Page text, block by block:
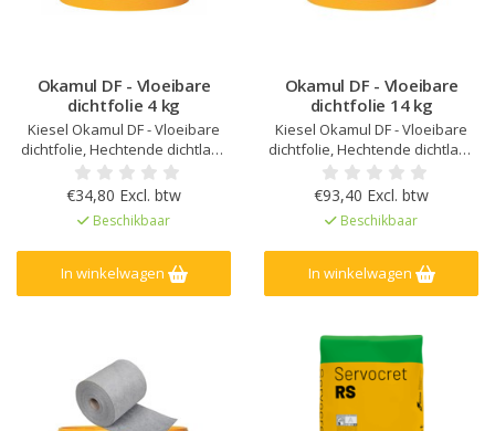
Okamul DF - Vloeibare
dichtfolie 4 kg
Kiesel Okamul DF - Vloeibare
dichtfolie, Hechtende dichtlaag
onder tegelwerk, Zeer flexibel
en Hoge scheuroverbrugging,
Sneldrogend, Geschikt voor
wanden voor de vochtklasse A
en A0, voor vloeren A0
€34,80 Excl. btw
Beschikbaar
In winkelwagen
Okamul DF - Vloeibare
dichtfolie 14 kg
Kiesel Okamul DF - Vloeibare
dichtfolie, Hechtende dichtlaag
onder tegelwerk, Zeer flexibel
en Hoge scheuroverbrugging,
Sneldrogend, Geschikt voor
wanden voor de vochtklasse A
en A0, voor vloeren A0
€93,40 Excl. btw
Beschikbaar
In winkelwagen